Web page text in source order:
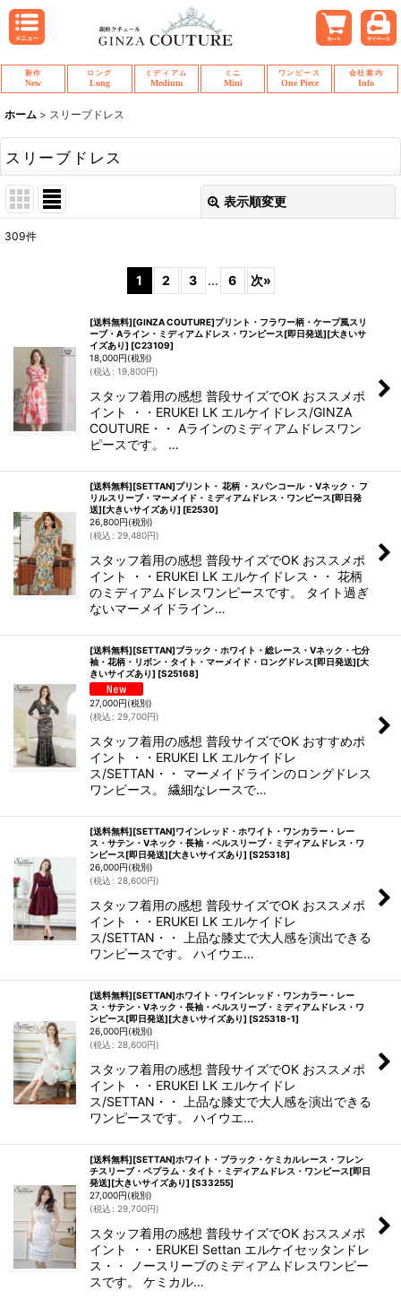
新作
New
ロング
Long
ミディアム
Medium
ミニ
Mini
ワンピース
One Piece
会社案内
Info
ホーム > スリーブドレス
スリーブドレス
表示順変更
309件
1 2 3 ... 6 次»
[送料無料][GINZA COUTURE]プリント・フラワー柄・ケープ風スリ
ーブ・Aライン・ミディアムドレス・ワンピース[即日発送][大きいサ
イズあり] [C23109]
18,000円(税別)
(税込: 19,800円)
スタッフ着用の感想 普段サイズでOK おススメポ
イント ・・ERUKEI LK エルケイドレス/GINZA
COUTURE・・ Aラインのミディアムドレスワン
ピースです。 …
[送料無料][SETTAN]プリント・ 花柄 ・スパンコール ・Vネック・ フ
リルスリーブ・マーメイド・ミディアムドレス・ワンピース[即日発
送][大きいサイズあり] [E2530]
26,800円(税別)
(税込: 29,480円)
スタッフ着用の感想 普段サイズでOK おススメポ
イント ・・ERUKEI LK エルケイドレス・・ 花柄
のミディアムドレスワンピースです。 タイト過ぎ
ないマーメイドライン…
[送料無料][SETTAN]ブラック・ホワイト・総レース・Vネック・七分
袖・花柄・リボン・タイト・マーメイド・ロングドレス[即日発送][大
きいサイズあり] [S25168]
27,000円(税別)
(税込 : 29,700円)
スタッフ着用の感想 普段サイズでOK おすすめポ
イント ・・ERUKEI LK エルケイドレ
ス/SETTAN・・ マーメイドラインのロングドレス
ワンピース。 繊細なレースで…
[送料無料][SETTAN]ワインレッド・ホワイト・ワンカラー・レー
ス・サテン・Vネック・長袖・ベルスリーブ・ミディアムドレス・ワ
ンピース[即日発送][大きいサイズあり] [S25318]
26,000円(税別)
(税込 : 28,600円)
スタッフ着用の感想 普段サイズでOK おススメポ
イント ・・ERUKEI LK エルケイドレ
ス/SETTAN・・ 上品な膝丈で大人感を演出できる
ワンピースです。 ハイウエ…
[送料無料][SETTAN]ホワイト・ワインレッド・ワンカラー・レー
ス・サテン・Vネック・長袖・ベルスリーブ・ミディアムドレス・ワ
ンピース[即日発送][大きいサイズあり] [S25318-1]
26,000円(税別)
(税込 : 28,600円)
スタッフ着用の感想 普段サイズでOK おススメポ
イント ・・ERUKEI LK エルケイドレ
ス/SETTAN・・ 上品な膝丈で大人感を演出できる
ワンピースです。 ハイウエ…
[送料無料][SETTAN]ホワイト・ブラック・ケミカルレース・フレン
チスリーブ・ペプラム・タイト・ミディアムドレス・ワンピース[即日
発送][大きいサイズあり] [S33255]
27,000円(税別)
(税込 : 29,700円)
スタッフ着用の感想 普段サイズでOK おススメポ
イント ・・ERUKEI Settan エルケイセッタンドレ
ス・・ ノースリーブのミディアムドレスワンピー
スです。 ケミカル…